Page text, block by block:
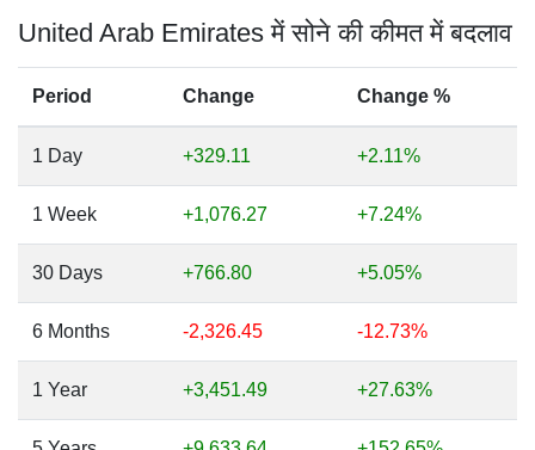
United Arab Emirates में सोने की कीमत में बदलाव
Period Change Change %
1 Day +329.11 +2.11%
1 Week +1,076.27 +7.24%
30 Days +766.80 +5.05%
6 Months -2,326.45 -12.73%
1 Year +3,451.49 +27.63%